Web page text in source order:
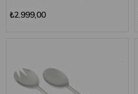
₺2.999,00